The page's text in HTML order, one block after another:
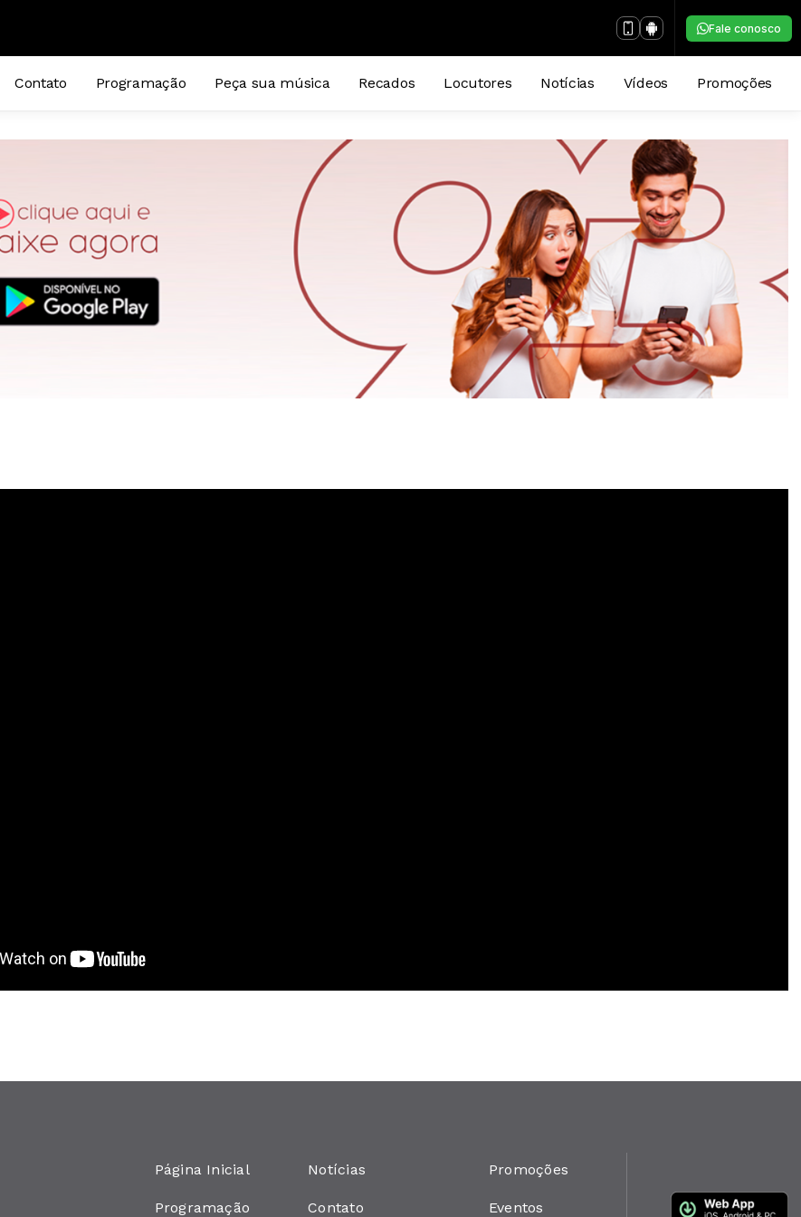
Fale conosco
Contato Programação Peça sua música Recados Locutores Notícias Vídeos Promoções
Página Inicial
Programação
Notícias
Contato
Promoções
Eventos